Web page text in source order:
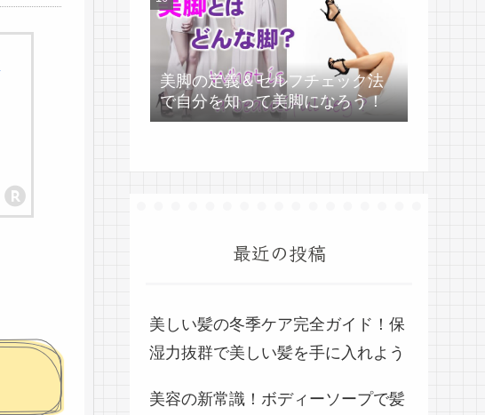
美脚の定義＆セルフチェック法
で自分を知って美脚になろう！
最近の投稿
美しい髪の冬季ケア完全ガイド！保
湿力抜群で美しい髪を手に入れよう
美容の新常識！ボディーソープで髪